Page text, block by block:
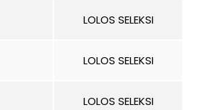
LOLOS SELEKSI
LOLOS SELEKSI
LOLOS SELEKSI